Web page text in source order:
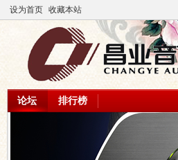
设为首页 收藏本站
论坛 排行榜